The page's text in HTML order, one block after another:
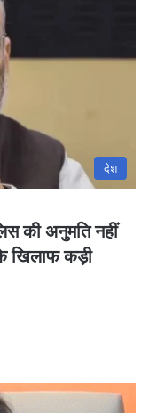
देश
की अनुमति नहीं
के खिलाफ कड़ी